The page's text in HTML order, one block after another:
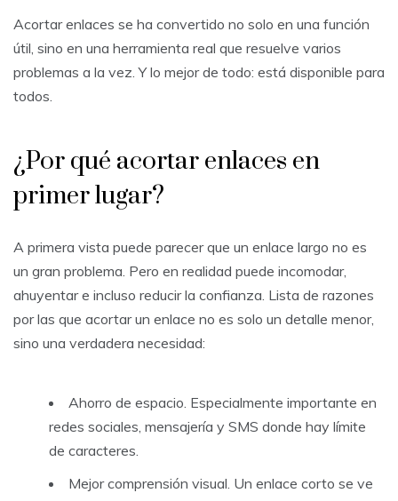
Acortar enlaces se ha convertido no solo en una función
útil, sino en una herramienta real que resuelve varios
problemas a la vez. Y lo mejor de todo: está disponible para
todos.
¿Por qué acortar enlaces en
primer lugar?
A primera vista puede parecer que un enlace largo no es
un gran problema. Pero en realidad puede incomodar,
ahuyentar e incluso reducir la confianza. Lista de razones
por las que acortar un enlace no es solo un detalle menor,
sino una verdadera necesidad:
Ahorro de espacio. Especialmente importante en
redes sociales, mensajería y SMS donde hay límite
de caracteres.
Mejor comprensión visual. Un enlace corto se ve